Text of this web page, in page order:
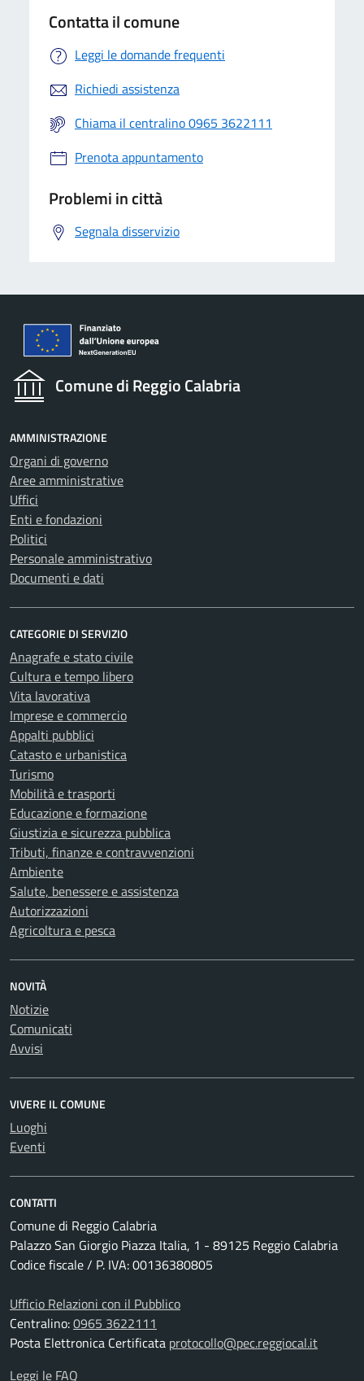
Contatta il comune
Leggi le domande frequenti
Richiedi assistenza
Chiama il centralino 0965 3622111
Prenota appuntamento
Problemi in città
Segnala disservizio
Comune di Reggio Calabria
AMMINISTRAZIONE
Organi di governo
Aree amministrative
Uffici
Enti e fondazioni
Politici
Personale amministrativo
Documenti e dati
CATEGORIE DI SERVIZIO
Anagrafe e stato civile
Cultura e tempo libero
Vita lavorativa
Imprese e commercio
Appalti pubblici
Catasto e urbanistica
Turismo
Mobilità e trasporti
Educazione e formazione
Giustizia e sicurezza pubblica
Tributi, finanze e contravvenzioni
Ambiente
Salute, benessere e assistenza
Autorizzazioni
Agricoltura e pesca
NOVITÀ
Notizie
Comunicati
Avvisi
VIVERE IL COMUNE
Luoghi
Eventi
CONTATTI
Comune di Reggio Calabria
Palazzo San Giorgio Piazza Italia, 1 - 89125 Reggio Calabria
Codice fiscale / P. IVA: 00136380805
Ufficio Relazioni con il Pubblico
Centralino:0965 3622111
Posta Elettronica Certificata protocollo@pec.reggiocal.it
Leggi le FAQ